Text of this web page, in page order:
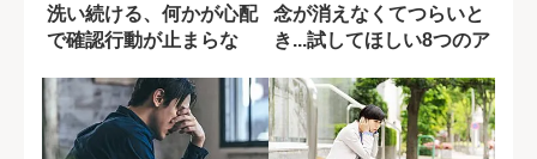
洗い続ける、何かが心配
で確認行動が止まらな
念が消えなくてつらいと
き...試してほしい8つのア